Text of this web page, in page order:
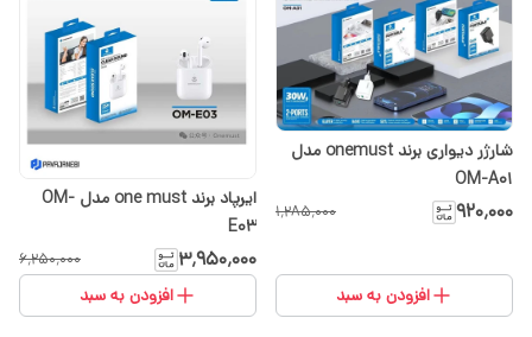
شارژر دیواری برند onemust مدل
OM-A01
۹۲۰٬۰۰۰ ۱٬۲۸۵٬۰۰۰
افزودن به سبد
ایرپاد برند one must مدل OM-
E03
۳٬۹۵۰٬۰۰۰ ۶٬۲۵۰٬۰۰۰
افزودن به سبد